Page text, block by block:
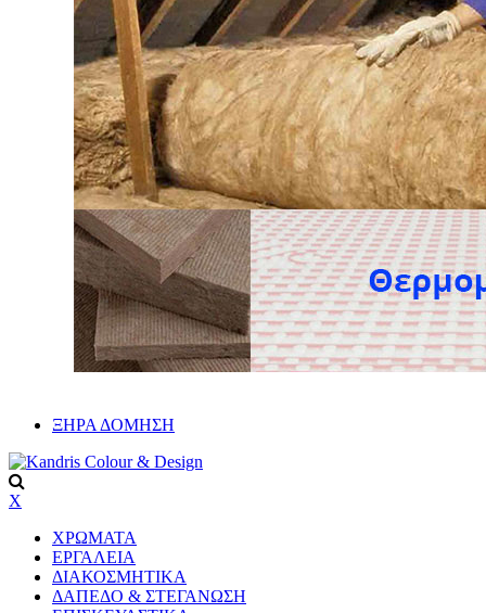
ΞΗΡΑ ΔΟΜΗΣΗ
X
ΧΡΩΜΑΤΑ
ΕΡΓΑΛΕΙΑ
ΔΙΑΚΟΣΜΗΤΙΚΑ
ΔΑΠΕΔΟ & ΣΤΕΓΑΝΩΣΗ